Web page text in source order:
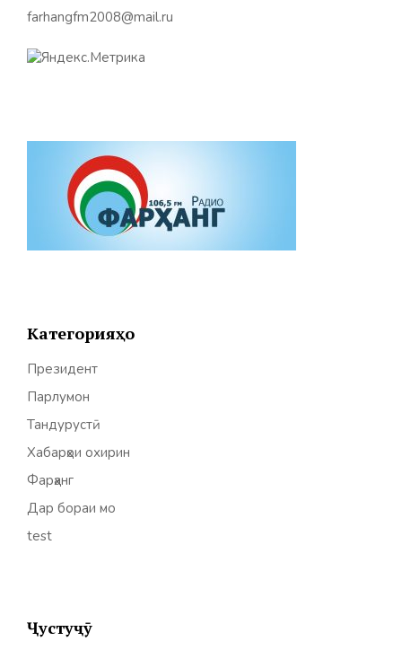
farhangfm2008@mail.ru
Категорияҳо
Президент
Парлумон
Тандурустӣ
Хабарҳои охирин
Фарҳанг
Дар бораи мо
test
Ҷустуҷӯ